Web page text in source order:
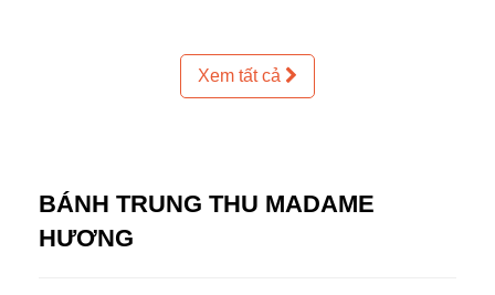
Xem tất cả
BÁNH TRUNG THU MADAME
HƯƠNG